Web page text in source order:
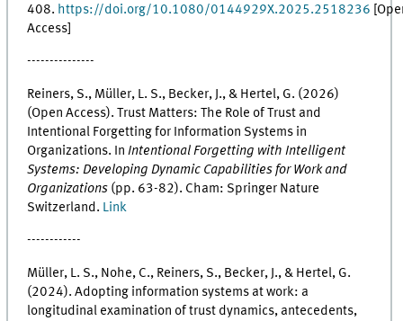
408. https://doi.org/10.1080/0144929X.2025.2518236
Access]
---------------
Reiners, S., Müller, L. S., Becker, J., & Hertel, G. (2026)
(Open Access). Trust Matters: The Role of Trust and
Intentional Forgetting for Information Systems in
Organizations. InIntentional Forgetting with Intelligent
Systems: Developing Dynamic Capabilities for Work and
Organizations (pp. 63-82). Cham: Springer Nature
Switzerland. Link
------------
Müller, L. S., Nohe, C., Reiners, S., Becker, J., & Hertel, G.
(2024). Adopting information systems at work: a
longitudinal examination of trust dynamics, antecedents,